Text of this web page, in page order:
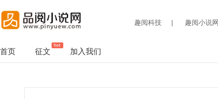
趣阅科技 | 趣阅小说
首页 征文 加入我们